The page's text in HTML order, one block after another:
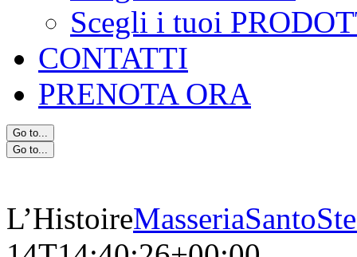
Scegli i tuoi
CONTATTI
PRENOTA ORA
Go to...
Go to...
L’Histoire